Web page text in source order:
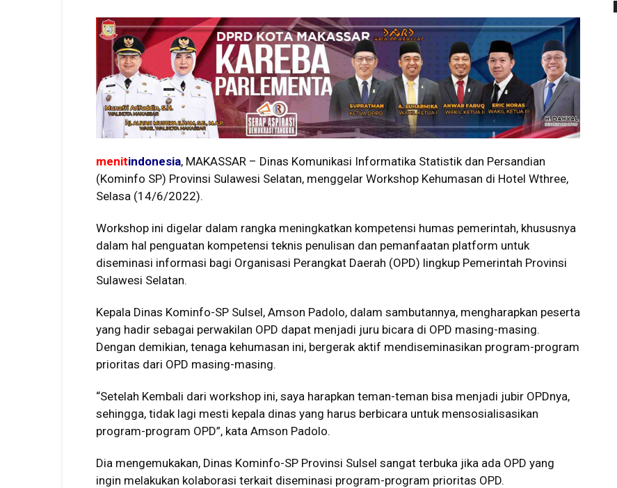
menitindonesia, MAKASSAR – Dinas Komunikasi Informatika Statistik dan Persandian
(Kominfo SP) Provinsi Sulawesi Selatan, menggelar Workshop Kehumasan di Hotel Wthree,
Selasa (14/6/2022).
Workshop ini digelar dalam rangka meningkatkan kompetensi humas pemerintah, khususnya
dalam hal penguatan kompetensi teknis penulisan dan pemanfaatan platform untuk
diseminasi informasi bagi Organisasi Perangkat Daerah (OPD) lingkup Pemerintah Provinsi
Sulawesi Selatan.
Kepala Dinas Kominfo-SP Sulsel, Amson Padolo, dalam sambutannya, mengharapkan peserta
yang hadir sebagai perwakilan OPD dapat menjadi juru bicara di OPD masing-masing.
Dengan demikian, tenaga kehumasan ini, bergerak aktif mendiseminasikan program-program
prioritas dari OPD masing-masing.
“Setelah Kembali dari workshop ini, saya harapkan teman-teman bisa menjadi jubir OPDnya,
sehingga, tidak lagi mesti kepala dinas yang harus berbicara untuk mensosialisasikan
program-program OPD”, kata Amson Padolo.
Dia mengemukakan, Dinas Kominfo-SP Provinsi Sulsel sangat terbuka jika ada OPD yang
ingin melakukan kolaborasi terkait diseminasi program-program prioritas OPD.